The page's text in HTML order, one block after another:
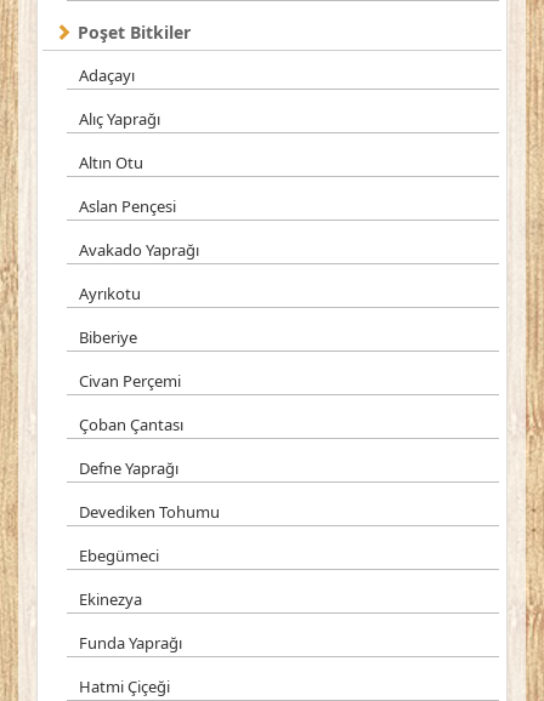
Poşet Bitkiler
Adaçayı
Alıç Yaprağı
Altın Otu
Aslan Pençesi
Avakado Yaprağı
Ayrıkotu
Biberiye
Civan Perçemi
Çoban Çantası
Defne Yaprağı
Devediken Tohumu
Ebegümeci
Ekinezya
Funda Yaprağı
Hatmi Çiçeği